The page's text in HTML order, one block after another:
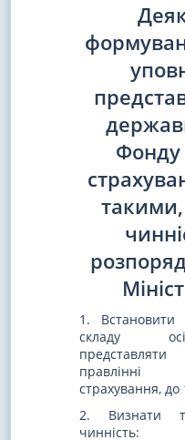
Фонду
1. Встановити
складу
правлінні
страхування, до
2. Визнати
чинність: